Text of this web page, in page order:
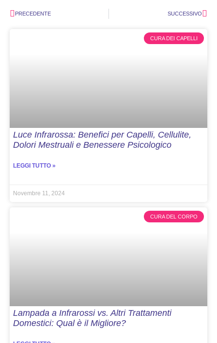
PRECEDENTE SUCCESSIVO
CURA DEI CAPELLI
Luce Infrarossa: Benefici per Capelli, Cellulite,
Dolori Mestruali e Benessere Psicologico
LEGGI TUTTO »
Novembre 11, 2024
CURA DEL CORPO
Lampada a Infrarossi vs. Altri Trattamenti
Domestici: Qual è il Migliore?